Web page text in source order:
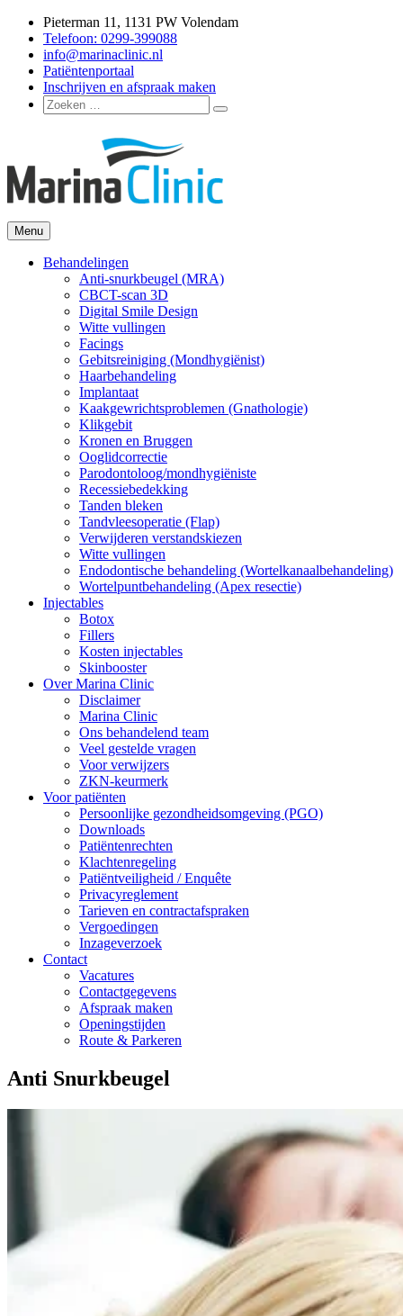
naar
inhoud
Pieterman 11, 1131 PW Volendam
Telefoon: 0299-399088
info@marinaclinic.nl
Patiëntenportaal
Inschrijven en afspraak maken
Zoeken
naar:
Zoeken
Marina Clinic
Omdat u goed in uw vel mag zitten.
Menu
Behandelingen
Anti-snurkbeugel (MRA)
CBCT-scan 3D
Digital Smile Design
Witte vullingen
Facings
Gebitsreiniging (Mondhygiënist)
Haarbehandeling
Implantaat
Kaakgewrichtsproblemen (Gnathologie)
Klikgebit
Kronen en Bruggen
Ooglidcorrectie
Parodontoloog/mondhygiëniste
Recessiebedekking
Tanden bleken
Tandvleesoperatie (Flap)
Verwijderen verstandskiezen
Witte vullingen
Endodontische behandeling (Wortelkanaalbehandeling)
Wortelpuntbehandeling (Apex resectie)
Injectables
Botox
Fillers
Kosten injectables
Skinbooster
Over Marina Clinic
Disclaimer
Marina Clinic
Ons behandelend team
Veel gestelde vragen
Voor verwijzers
ZKN-keurmerk
Voor patiënten
Persoonlijke gezondheidsomgeving (PGO)
Downloads
Patiëntenrechten
Klachtenregeling
Patiëntveiligheid / Enquête
Privacyreglement
Tarieven en contractafspraken
Vergoedingen
Inzageverzoek
Contact
Vacatures
Contactgegevens
Afspraak maken
Openingstijden
Route & Parkeren
Anti Snurkbeugel